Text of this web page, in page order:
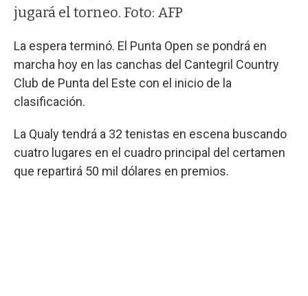
jugará el torneo. Foto: AFP
La espera terminó. El Punta Open se pondrá en
marcha hoy en las canchas del Cantegril Country
Club de Punta del Este con el inicio de la
clasificación.
La Qualy tendrá a 32 tenistas en escena buscando
cuatro lugares en el cuadro principal del certamen
que repartirá 50 mil dólares en premios.